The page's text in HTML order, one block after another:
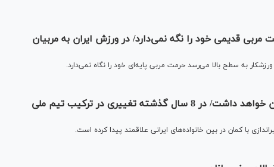
مربی قدیمی خود را نگه نمی‌دارد/ در ورزش ایران به مربیان
به سطح بالا می‌رسد حرمت مربی پایه‌ای خود را نگاه نمی‌دارد.
سلیم‌اُف: تیراندازی با کمان آینده خوبی در ایران خواهد داشت/ در 8 سال گذشته تغییری در ترکیب تیم ملی
با کمان در بین خانواده‌های ایرانی علاقمند پیدا کرده است.